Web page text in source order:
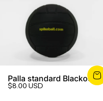
Palla standard Blackout
$8.00 USD